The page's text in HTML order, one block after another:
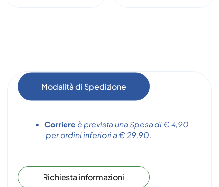
Modalità di Spedizione
Corriereè prevista una Spesa di € 4,90
per ordini inferiori a € 29,90.
Richiesta informazioni